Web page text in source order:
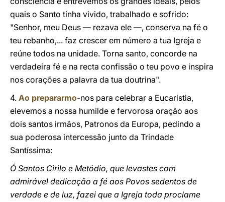
quais o Santo tinha vivido, trabalhado e sofrido:
"Senhor, meu Deus — rezava ele —, conserva na fé o
teu rebanho,... faz crescer em número a tua Igreja e
reúne todos na unidade. Torna santo, concorde na
verdadeira fé e na recta confissão o teu povo e inspira
nos corações a palavra da tua doutrina".
4. Ao prepararmo-nos para celebrar a Eucaristia,
elevemos a nossa humilde e fervorosa oração aos
dois santos irmãos, Patronos da Europa, pedindo a
sua poderosa intercessão junto da Trindade
Santíssima:
Ó Santos Cirilo e Metódio, que levastes com
admirável dedicação a fé aos Povos sedentos de
verdade e de luz, fazei que a Igreja toda proclame